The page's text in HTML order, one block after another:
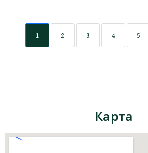
1 2 3 4 5
Карта